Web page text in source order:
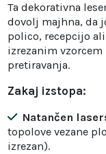
Ta dekorativna
dovolj majhna, da
polico, recepcijo
izrezanim
pretiravanja.
Zakaj izstopa:
Natančen
topolove vezane
izrezan).